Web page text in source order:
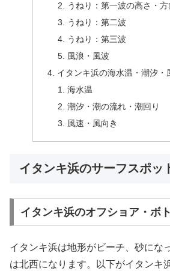
うねり：第一波の高さ・方
うねり：第二波
うねり：第三波
風浪・風波
イタンキ浜の海水温・潮汐・
海水温
潮汐・潮の流れ・潮回り
風速・風向き
イタンキ浜のサーフスポッ
イタンキ浜のオフショア・ボ
イタンキ浜は地形がビーチ、砂にな
は北西になります。以下がイタンキ